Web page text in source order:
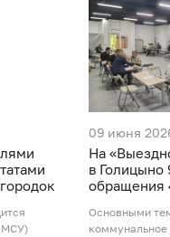
09 июня
На
в
обращения
Основными
коммунальное